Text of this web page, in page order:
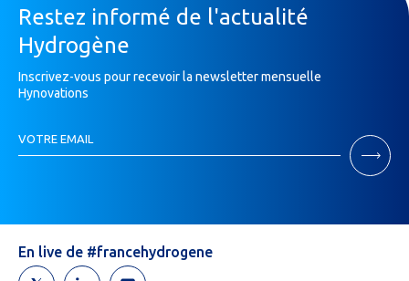
Restez informé de l'actualité
Hydrogène
Inscrivez-vous pour recevoir la newsletter mensuelle
Hynovations
Newsletter
VOTRE EMAIL
Si
un
humain,
ne
En live de #francehydrogene